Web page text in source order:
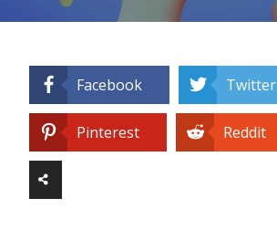
Facebook Twitter
Pinterest Reddit